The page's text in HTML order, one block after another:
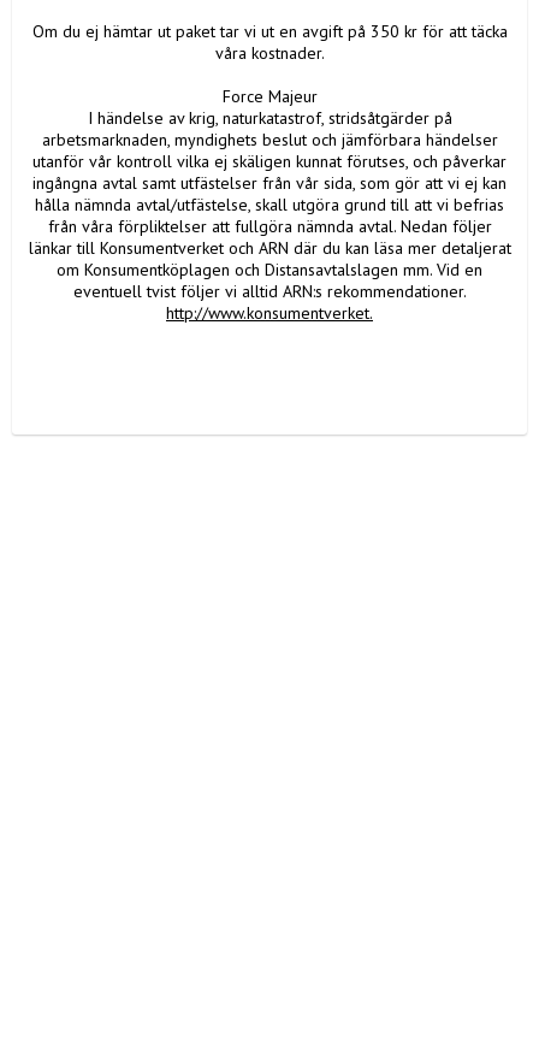
Om du ej hämtar ut paket tar vi ut en avgift på 350 kr för att täcka
våra kostnader.
Force Majeur
I händelse av krig, naturkatastrof, stridsåtgärder på
arbetsmarknaden, myndighets beslut och jämförbara händelser
utanför vår kontroll vilka ej skäligen kunnat förutses, och påverkar
ingångna avtal samt utfästelser från vår sida, som gör att vi ej kan
hålla nämnda avtal/utfästelse, skall utgöra grund till att vi befrias
från våra förpliktelser att fullgöra nämnda avtal. Nedan följer
länkar till Konsumentverket och ARN där du kan läsa mer detaljerat
om Konsumentköplagen och Distansavtalslagen mm. Vid en
eventuell tvist följer vi alltid ARN:s rekommendationer.
http://www.konsumentverket.